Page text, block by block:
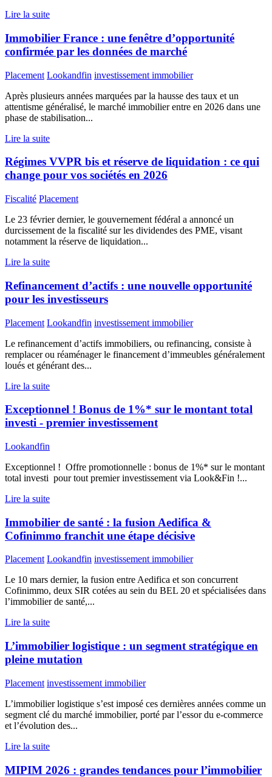
Lire la suite
Immobilier France : une fenêtre d’opportunité
confirmée par les données de marché
Placement Lookandfin investissement immobilier
Après plusieurs années marquées par la hausse des taux et un
attentisme généralisé, le marché immobilier entre en 2026 dans une
phase de stabilisation...
Lire la suite
Régimes VVPR bis et réserve de liquidation : ce qui
change pour vos sociétés en 2026
Fiscalité Placement
Le 23 février dernier, le gouvernement fédéral a annoncé un
durcissement de la fiscalité sur les dividendes des PME, visant
notamment la réserve de liquidation...
Lire la suite
Refinancement d’actifs : une nouvelle opportunité
pour les investisseurs
Placement Lookandfin investissement immobilier
Le refinancement d’actifs immobiliers, ou refinancing, consiste à
remplacer ou réaménager le financement d’immeubles généralement
loués et générant des...
Lire la suite
Exceptionnel ! Bonus de 1%* sur le montant total
investi - premier investissement
Lookandfin
Exceptionnel ! Offre promotionnelle : bonus de 1%* sur le montant
total investi pour tout premier investissement via Look&Fin !...
Lire la suite
Immobilier de santé : la fusion Aedifica &
Cofinimmo franchit une étape décisive
Placement Lookandfin investissement immobilier
Le 10 mars dernier, la fusion entre Aedifica et son concurrent
Cofinimmo, deux SIR cotées au sein du BEL 20 et spécialisées dans
l’immobilier de santé,...
Lire la suite
L’immobilier logistique : un segment stratégique en
pleine mutation
Placement investissement immobilier
L’immobilier logistique s’est imposé ces dernières années comme un
segment clé du marché immobilier, porté par l’essor du e-commerce
et l’évolution des...
Lire la suite
MIPIM 2026 : grandes tendances pour l’immobilier